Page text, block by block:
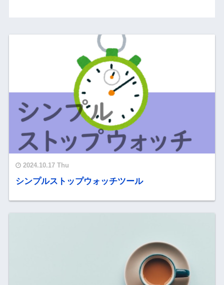
2024.10.17 Thu
シンプルストップウォッチツール